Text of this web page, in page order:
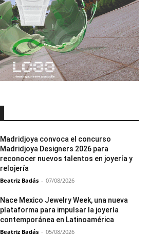
Madridjoya convoca el concurso
Madridjoya Designers 2026 para
reconocer nuevos talentos en joyería y
relojería
Beatriz Badás - 07/08/2026
Nace Mexico Jewelry Week, una nueva
plataforma para impulsar la joyería
contemporánea en Latinoamérica
Beatriz Badás - 05/08/2026